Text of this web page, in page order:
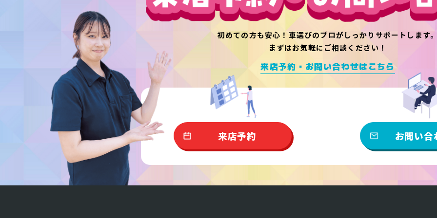
初めての方も安心！ 車選びのプロがしっかりサポートします
まずはお気軽にご相談ください！
来店予約・お問い合わせはこちら
来店予約 お問い合